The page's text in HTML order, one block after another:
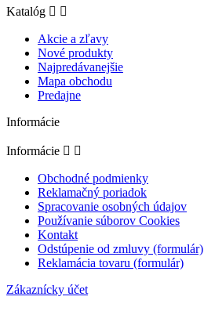
Katalóg  
Akcie a zľavy
Nové produkty
Najpredávanejšie
Mapa obchodu
Predajne
Informácie
Informácie  
Obchodné podmienky
Reklamačný poriadok
Spracovanie osobných údajov
Používanie súborov Cookies
Kontakt
Odstúpenie od zmluvy (formulár)
Reklamácia tovaru (formulár)
Zákaznícky účet